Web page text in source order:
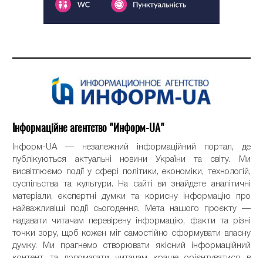
Інформаційне агентство "Информ-UA"
Інформ-UA — незалежний інформаційний портал, де
публікуються актуальні новини України та світу. Ми
висвітлюємо події у сфері політики, економіки, технологій,
суспільства та культури. На сайті ви знайдете аналітичні
матеріали, експертні думки та корисну інформацію про
найважливіші події сьогодення. Мета нашого проєкту —
надавати читачам перевірену інформацію, факти та різні
точки зору, щоб кожен міг самостійно сформувати власну
думку. Ми прагнемо створювати якісний інформаційний